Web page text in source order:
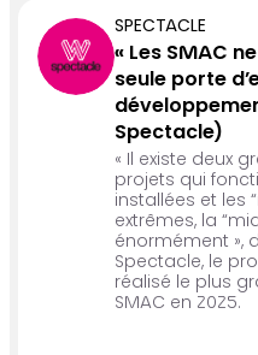
SPECTACLE
« Les SMAC
seule porte
Spectacle)
« Il existe deux
projets qui
installées et les
extrêmes, la
énormément »,
Spectacle, le
réalisé le plus
SMAC en 2025.